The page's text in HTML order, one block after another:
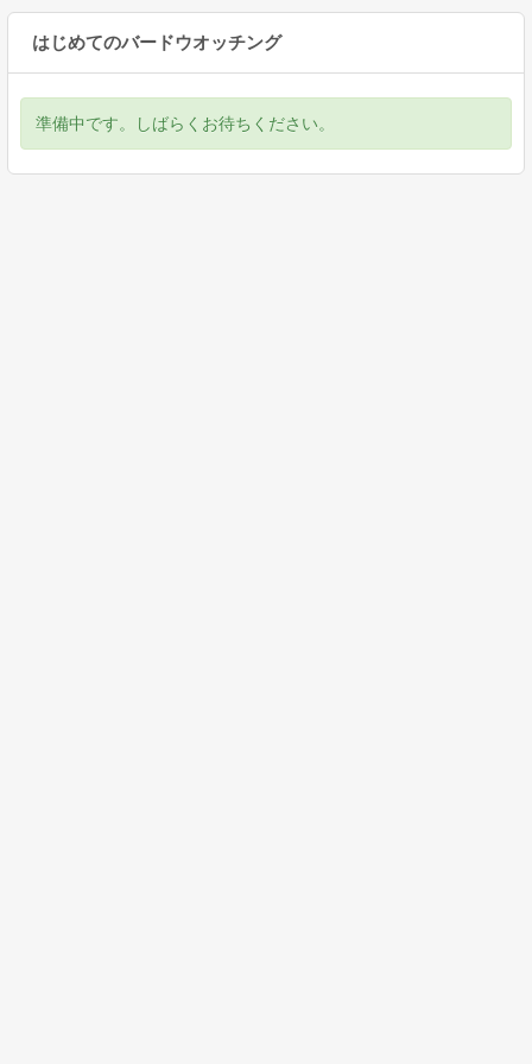
はじめてのバードウオッチング
準備中です。しばらくお待ちください。